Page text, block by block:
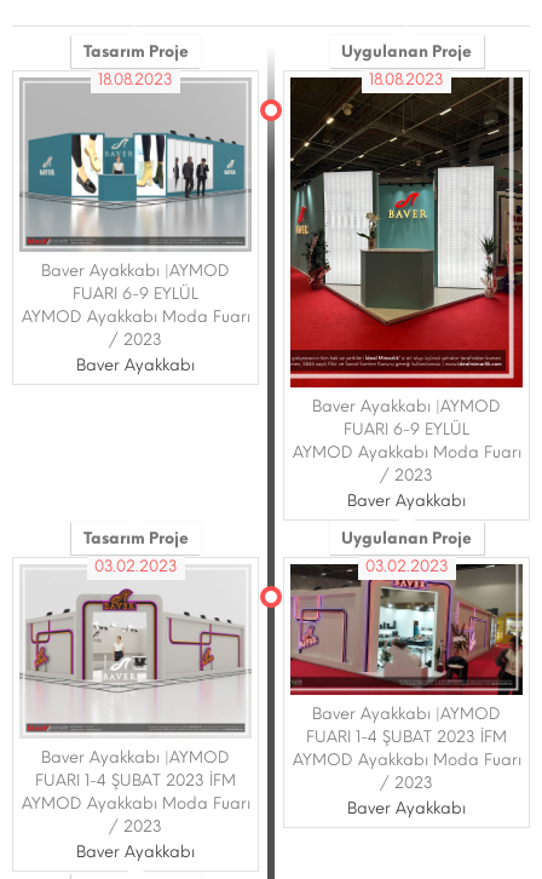
Tasarım Proje
18.08.2023
Baver Ayakkabı |AYMOD
FUARI 6-9 EYLÜL
AYMOD Ayakkabı Moda Fuarı
/ 2023
Baver Ayakkabı
Uygulanan Proje
18.08.2023
Baver Ayakkabı |AYMOD
FUARI 6-9 EYLÜL
AYMOD Ayakkabı Moda Fuarı
/ 2023
Baver Ayakkabı
Tasarım Proje
03.02.2023
Baver Ayakkabı |AYMOD
FUARI 1-4 ŞUBAT 2023 İFM
AYMOD Ayakkabı Moda Fuarı
/ 2023
Baver Ayakkabı
Uygulanan Proje
03.02.2023
Baver Ayakkabı |AYMOD
FUARI 1-4 ŞUBAT 2023 İFM
AYMOD Ayakkabı Moda Fuarı
/ 2023
Baver Ayakkabı